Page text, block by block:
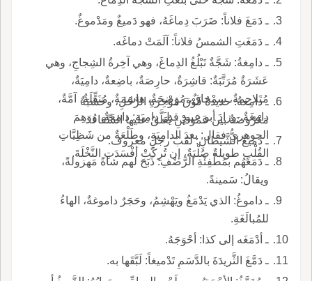
ـ دَمَغَ فلاناً: ضَرَبَ دِماغَهُ، فهو دَميغٌ ومَدْموغٌ.
ـ دَمَغَتِ الشمسُ فلاناً: آلَمَتْ دماغَه.
ـ دامِغةُ: شَجَّةٌ تَبْلُغُ الدِماغَ، وهي آخِرةُ الشِجاجِ، وهي
عَشَرَةٌ مُرَتَّبَةٌ: قاشِرَةٌ، حارِصَةٌ، باضِعةٌ، دامِيَةٌ،
مُتَلاحِمةٌ، سِمْحاقٌ، مُوضِحَةٌ، هاشِمَةٌ، مُنَقِّلَةٌ، آمَّةٌ،
دامِغَةٌ، وزادَ أبو عبيدٍ قبلَ دامِيَة: دامِعَةٌ، ووَهِمَ
الجوهريُّ فقال: بعدَ الدامِيَةِ، وطَلْعَةٌ من شَظِيَّاتِ
القُلْبِ طويلةٌ صُلْبَةٌ، إن تُرِكَتْ أفْسَدَتِ النَّخْلَةَ.
ـ دامِغةُ: حديدةٌ فَوْقَ مُؤْخِرَةِ الرَّحْلِ، وخَشَبَةٌ
مَعْرُوضَةٌ بين عَمُودَيْنِ يُعَلَّقُ عليها السِّقاءُ.
ـ دَميغُ الشَّيطانِ: لَقَبُ رجلٍ معروف.
ـ دَمَغَهُم بمُطْفِئَةِ الرَّضْفِ: ذَبَحَ لهم شاةً مَهزولةً،
ويقالُ: سَمينةً.
ـ داموغُ: الذي يَدْمَغُ ويَهْشِمُ، وحَجَرٌ داموغةٌ، الهاءُ
للمُبالَغَةِ.
ـ أدْمَغَه إلى كذا: أحْوَجَهُ.
ـ دَمَّغَ الثَّريدَةَ بالدَّسَمِ تَدْميغاً: لَبَّقَها به.